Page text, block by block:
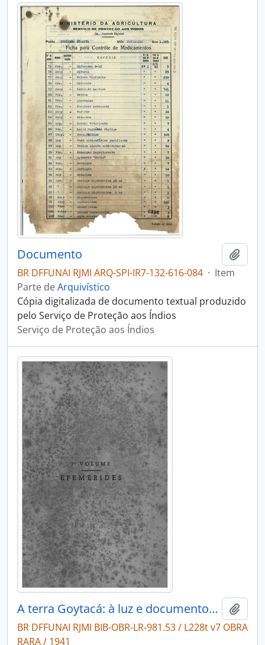
Documento
BR DFFUNAI RJMI ARQ-SPI-IR7-132-616-084 · Item
Parte deArquivístico
Cópia digitalizada de documento textual produzido
pelo Serviço de Proteção aos Índios
Serviço de Proteção aos Índios
A terra Goytacá: à luz e documentos inéditos.
BR DFFUNAI RJMI BIB-OBR-LR-981.53 / L228t v7 OBRA
RARA / 1941